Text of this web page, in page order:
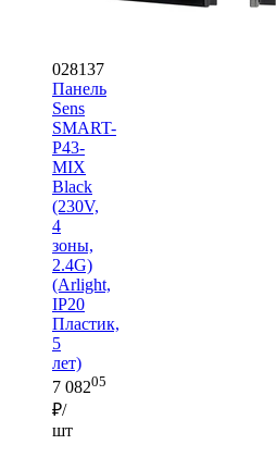
028137
Панель
Sens
SMART-
P43-
MIX
Black
(230V,
4
зоны,
2.4G)
(Arlight,
IP20
Пластик,
5
лет)
7 08205
₽/
шт